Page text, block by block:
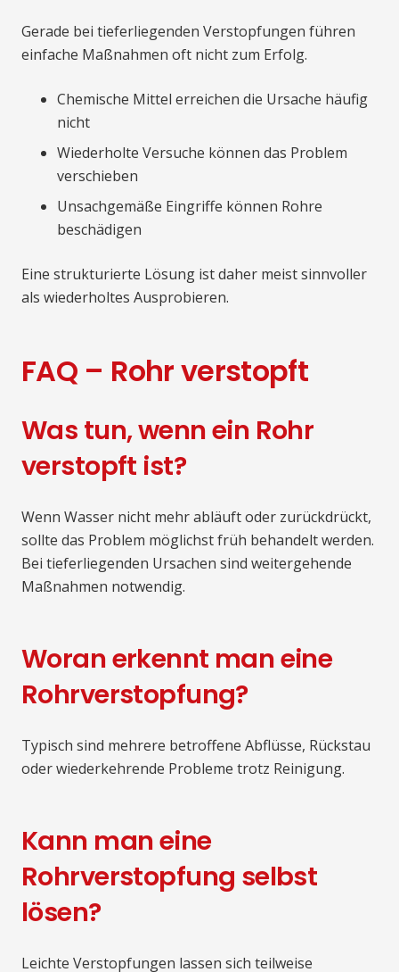
Gerade bei tieferliegenden Verstopfungen führen
einfache Maßnahmen oft nicht zum Erfolg.
Chemische Mittel erreichen die Ursache häufig
nicht
Wiederholte Versuche können das Problem
verschieben
Unsachgemäße Eingriffe können Rohre
beschädigen
Eine strukturierte Lösung ist daher meist sinnvoller
als wiederholtes Ausprobieren.
FAQ – Rohr verstopft
Was tun, wenn ein Rohr
verstopft ist?
Wenn Wasser nicht mehr abläuft oder zurückdrückt,
sollte das Problem möglichst früh behandelt werden.
Bei tieferliegenden Ursachen sind weitergehende
Maßnahmen notwendig.
Woran erkennt man eine
Rohrverstopfung?
Typisch sind mehrere betroffene Abflüsse, Rückstau
oder wiederkehrende Probleme trotz Reinigung.
Kann man eine
Rohrverstopfung selbst
lösen?
Leichte Verstopfungen lassen sich teilweise